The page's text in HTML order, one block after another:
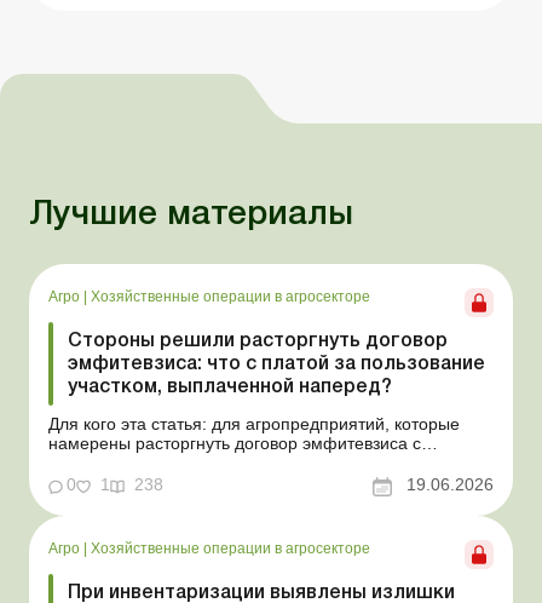
Лучшие материалы
Агро Хозяйственные операции в агросекторе
Стороны решили расторгнуть договор
эмфитевзиса: что с платой за пользование
участком, выплаченной наперед?
Для кого эта статья: для агропредприятий, которые
намерены расторгнуть договор эмфитевзиса с
согласию. Усложним эту ситуацию тем, что плата за
пользование земельным участком была выплачена
собственнику наперед за несколько лет. В таком случае
перед эмфит...
0 1 238 19.06.2026
Агро | Хозяйственные операции в агросекторе
При инвентаризации выявлены излишки